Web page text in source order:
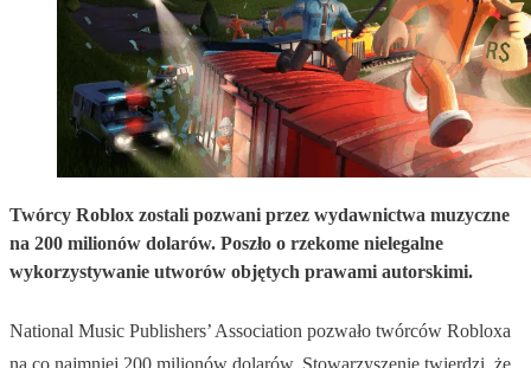
Twórcy Roblox zostali pozwani przez wydawnictwa muzyczne
na 200 milionów dolarów. Poszło o rzekome nielegalne
wykorzystywanie utworów objętych prawami autorskimi.
National Music Publishers’ Association pozwało twórców Robloxa
na co najmniej 200 milionów dolarów. Stowarzyszenie twierdzi, że